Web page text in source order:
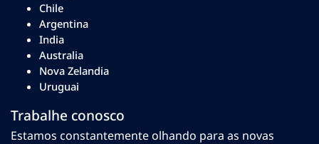
Chile
Argentina
India
Australia
Nova Zelandia
Uruguai
Trabalhe conosco
Estamos constantemente olhando para as novas